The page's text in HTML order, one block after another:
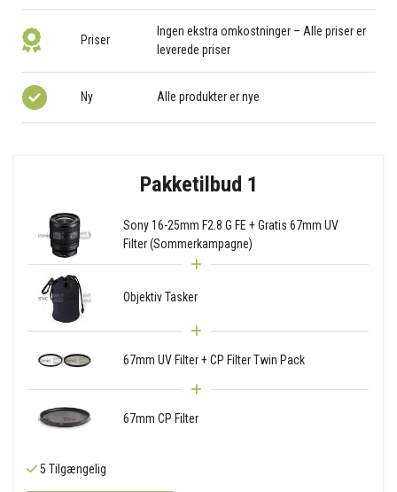
Priser
Ingen ekstra omkostninger – Alle priser er
leverede priser
Ny Alle produkter er nye
Pakketilbud 1
Sony 16-25mm F2.8 G FE + Gratis 67mm UV
Filter (Sommerkampagne)
Objektiv Tasker
67mm UV Filter + CP Filter Twin Pack
67mm CP Filter
5 Tilgængelig